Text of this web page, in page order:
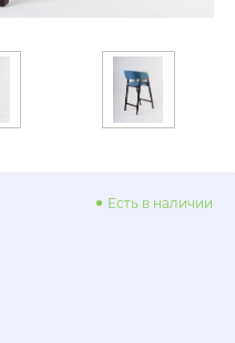
Есть в наличии